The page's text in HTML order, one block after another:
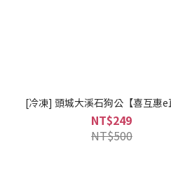
[冷凍] 頭城大溪石狗公【喜互惠
NT$249
NT$500